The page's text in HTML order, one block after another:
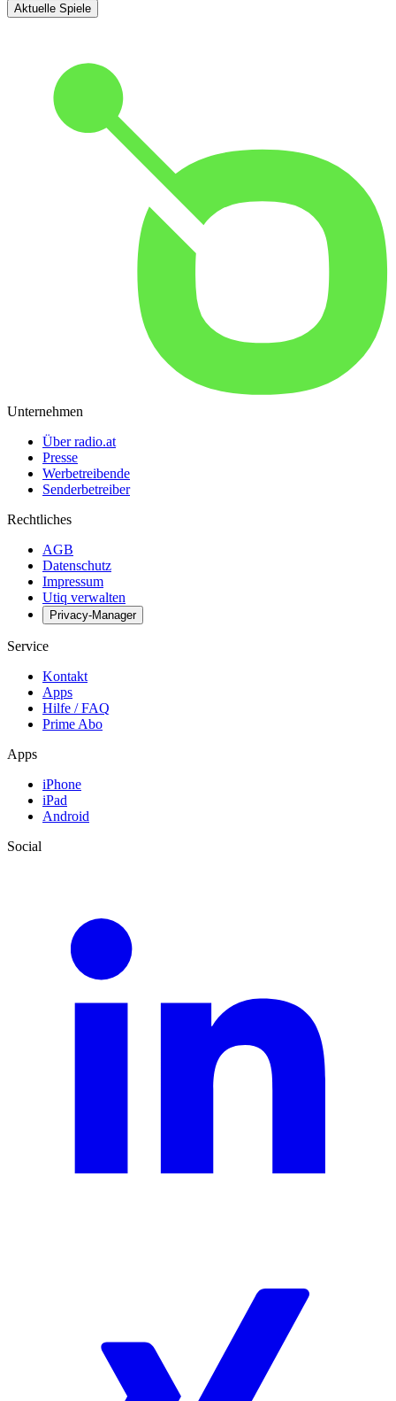
Aktuelle Spiele
Unternehmen
Über radio.at
Presse
Werbetreibende
Senderbetreiber
Rechtliches
AGB
Datenschutz
Impressum
Utiq verwalten
Privacy-Manager
Service
Kontakt
Apps
Hilfe / FAQ
Prime Abo
Apps
iPhone
iPad
Android
Social